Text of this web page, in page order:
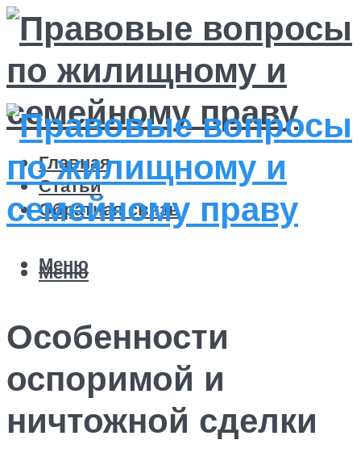
Главная
Статьи
Обратная связь
Меню
Меню
Особенности
оспоримой и
ничтожной сделки